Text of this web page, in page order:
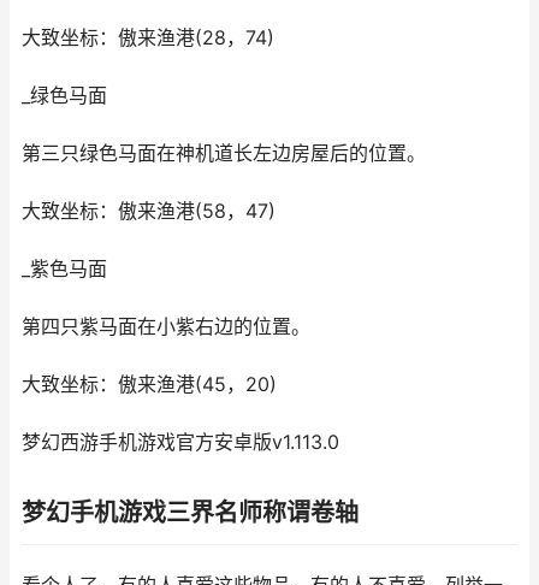
大致坐标：傲来渔港(28，74)
_绿色马面
第三只绿色马面在神机道长左边房屋后的位置。
大致坐标：傲来渔港(58，47)
_紫色马面
第四只紫马面在小紫右边的位置。
大致坐标：傲来渔港(45，20)
梦幻西游手机游戏官方安卓版v1.113.0
梦幻手机游戏三界名师称谓卷轴